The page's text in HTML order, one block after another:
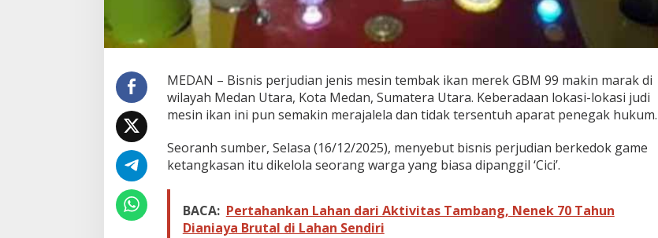
M
e
i
k
a
n
B
9
i
l
MEDAN – Bisnis perjudian jenis mesin tembak ikan merek GBM 99 makin marak di
wilayah Medan Utara, Kota Medan, Sumatera Utara. Keberadaan lokasi-lokasi judi
mesin ikan ini pun semakin merajalela dan tidak tersentuh aparat penegak hukum.
Seoranh sumber, Selasa (16/12/2025), menyebut bisnis perjudian berkedok game
ketangkasan itu dikelola seorang warga yang biasa dipanggil ‘Cici’.
BACA: Pertahankan Lahan dari Aktivitas Tambang, Nenek 70 Tahun
Dianiaya Brutal di Lahan Sendiri